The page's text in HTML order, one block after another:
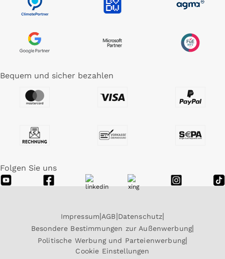
Bequem und sicher bezahlen
Folgen Sie uns
Impressum AGB Datenschutz
Besondere Bestimmungen zur Außenwerbung
Politische Werbung und Parteienwerbung
Cookie Einstellungen